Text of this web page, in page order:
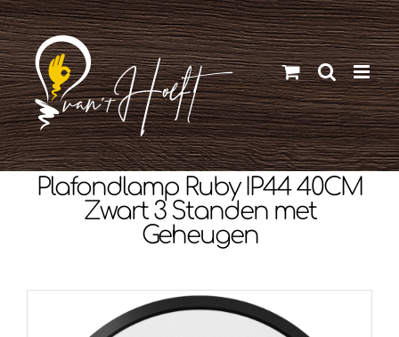
Ga
naar
inhoud
Plafondlamp Ruby IP44 40CM
Zwart 3 Standen met
Geheugen